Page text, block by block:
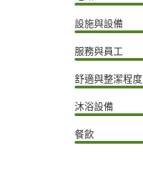
設施與設備
服務與員工
舒適與整潔程度
沐浴設備
餐飲